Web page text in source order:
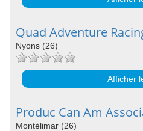
Quad Adventure
Nyons (26)
Afficher
Produc Can Am
Montélimar (26)